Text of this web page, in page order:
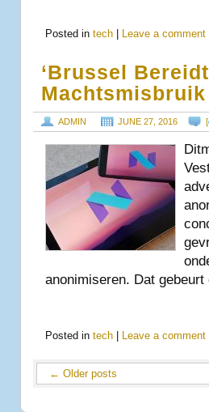
Posted in tech Leave a comment
‘Brussel
Machtsmisbruik
ADMIN JUNE 27, 2016 [
anonimiseren. Dat
Posted in tech Leave a comment
← Older posts